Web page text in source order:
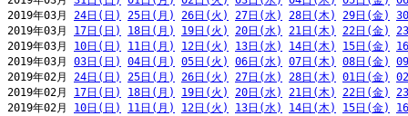
2019年03月 24日(日) 25日(月) 26日(火) 27日(水) 28日(木) 29日(金)
2019年03月 17日(日) 18日(月) 19日(火) 20日(水) 21日(木) 22日(金)
2019年03月 10日(日) 11日(月) 12日(火) 13日(水) 14日(木) 15日(金)
2019年03月 03日(日) 04日(月) 05日(火) 06日(水) 07日(木) 08日(金)
2019年02月 24日(日) 25日(月) 26日(火) 27日(水) 28日(木) 01日(金)
2019年02月 17日(日) 18日(月) 19日(火) 20日(水) 21日(木) 22日(金)
2019年02月 10日(日) 11日(月) 12日(火) 13日(水) 14日(木) 15日(金)